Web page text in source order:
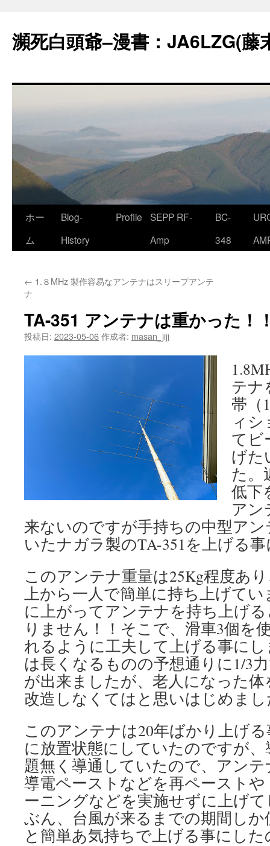
テ
ン
ス
瀕死白頭爺–漫書：JA6LZG(藤
ホー
ム
Blog-
History
Profile
SEPP RF-
Amp
BC-
348
← 1.８MHz 製作容易なアンテナはスリープアンテ
ナ
TA-351 アンテナは重かった！
投稿日: 2023-05-06作成者: masan_jiji
テナ
帯（
ィ
てビ
げた
た。
低下
アン
来ないのですが手持ちの中型ア
いたナガラ製のTA-351を上げる
このアンテナ重量は25Kg程度あ
上から一人で簡単に持ち上げて
に上がってアンテナを持ち上げ
りません！！そこで、滑車3個を
れるように工夫して上げる事に
は長くなるものの予想通りに1/3
が出来ましたが、老人になった
改造しなくてはと思いはじめま
このアンテナは20年ばかり上げ
に放置状態にしていたのですが
題無く導通していたので、アン
導電ペーストなどを再ペースト
ーニングなどを実施せずに上げ
ぶん、台風が来るまでの期間し
と簡単あ気持ちで上げる事にし